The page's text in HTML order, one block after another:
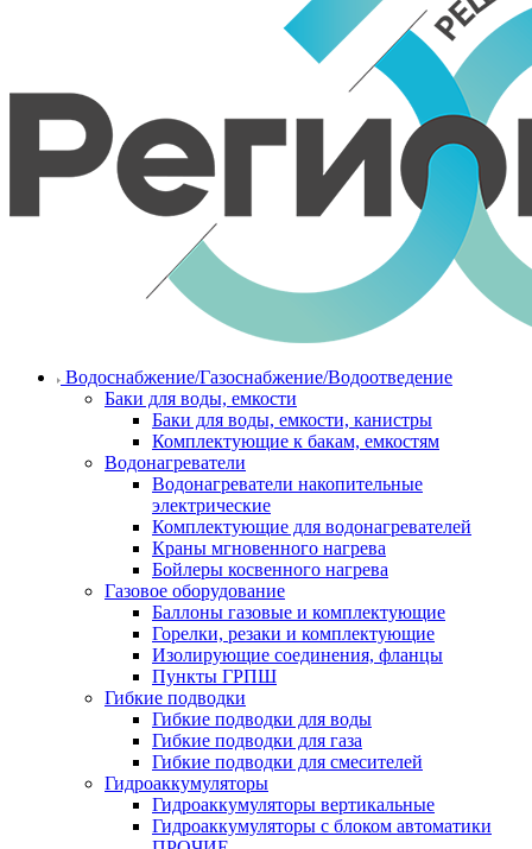
Водоснабжение/Газоснабжение/Водоотведение
Баки для воды, емкости
Баки для воды, емкости, канистры
Комплектующие к бакам, емкостям
Водонагреватели
Водонагреватели накопительные
электрические
Комплектующие для водонагревателей
Краны мгновенного нагрева
Бойлеры косвенного нагрева
Газовое оборудование
Баллоны газовые и комплектующие
Горелки, резаки и комплектующие
Изолирующие соединения, фланцы
Пункты ГРПШ
Гибкие подводки
Гибкие подводки для воды
Гибкие подводки для газа
Гибкие подводки для смесителей
Гидроаккумуляторы
Гидроаккумуляторы вертикальные
Гидроаккумуляторы с блоком автоматики